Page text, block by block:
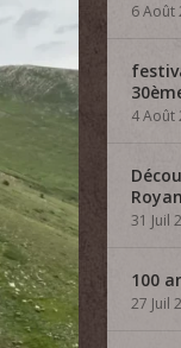
6 Août
4 Août
31 Juil
100
27 Juil